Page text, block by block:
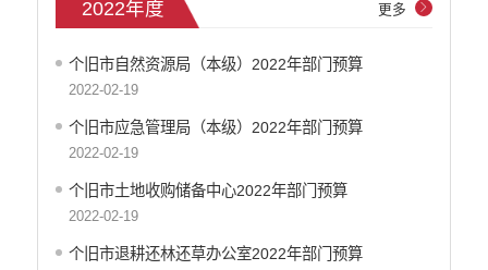
2022年度
个旧市自然资源局（本级）2022年部门预算
2022-02-19
个旧市应急管理局（本级）2022年部门预算
2022-02-19
个旧市土地收购储备中心2022年部门预算
2022-02-19
个旧市退耕还林还草办公室2022年部门预算
更多